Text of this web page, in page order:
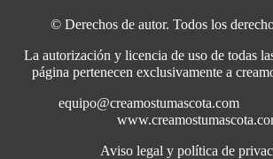
© Derechos de autor. Todos los
La autorización y licencia de uso de todas
página pertenecen exclusivamente a
Aviso legal y política de